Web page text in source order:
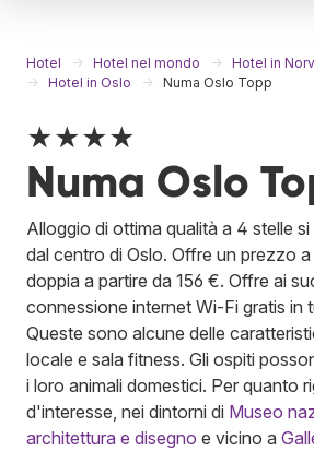
Hotel Hotel nel mondo
Hotel in
Hotel in Oslo
Numa Oslo Topp
★★★★
Numa Oslo
Alloggio di ottima qualità a 4 stelle
dal centro di Oslo. Offre un prezzo
doppia a partire da 156 €. Offre ai
connessione internet Wi-Fi gratis in
Queste sono alcune delle
locale e sala fitness. Gli ospiti
i loro animali domestici. Per quanto
d'interesse, nei dintorni di Museo
architettura e disegno e vicino a